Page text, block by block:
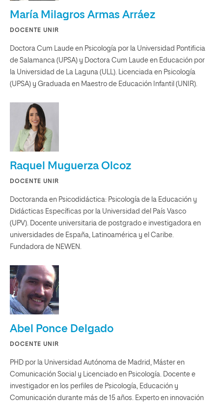
María Milagros Armas Arráez
DOCENTE UNIR
Doctora Cum Laude en Psicología por la Universidad Pontificia
de Salamanca (UPSA) y Doctora Cum Laude en Educación por
la Universidad de La Laguna (ULL). Licenciada en Psicología
(UPSA) y Graduada en Maestro de Educación Infantil (UNIR).
Raquel Muguerza Olcoz
DOCENTE UNIR
Doctoranda en Psicodidáctica: Psicología de la Educación y
Didácticas Específicas por la Universidad del País Vasco
(UPV). Docente universitaria de postgrado e investigadora en
universidades de España, Latinoamérica y el Caribe.
Fundadora de NEWEN.
Abel Ponce Delgado
DOCENTE UNIR
PHD por la Universidad Autónoma de Madrid, Máster en
Comunicación Social y Licenciado en Psicología. Docente e
investigador en los perfiles de Psicología, Educación y
Comunicación durante más de 15 años. Experto en innovación